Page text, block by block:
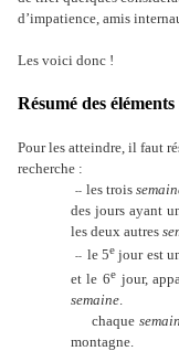
d’impatience, amis
Les voici donc !
Résumé des
Pour les atteindre, il faut
recherche :
-- les trois
des jours ayant
les deux autres
-- le 5e jour est
et le 6ejour,
semaine.
chaque
montagne.